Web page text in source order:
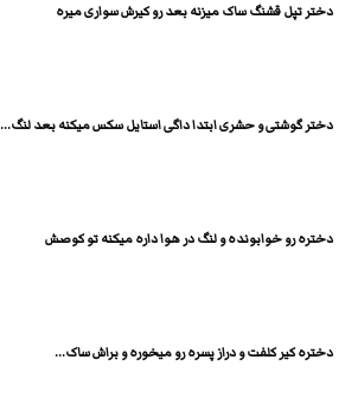
دختر تپل قشنگ ساک میزنه بعد رو کیرش سواری میره
دختر گوشتی و حشری ابتدا داگی استایل سکس میکنه بعد لنگ...
دختره رو خوابونده و لنگ در هوا داره میکنه تو کوصش
دختره کیر کلفت و دراز پسره رو میخوره و براش ساک...